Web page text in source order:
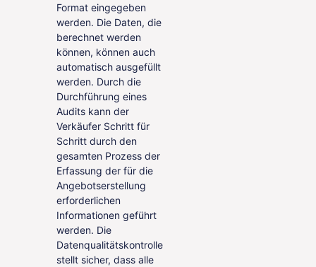
Format eingegeben
werden. Die Daten, die
berechnet werden
können, können auch
automatisch ausgefüllt
werden. Durch die
Durchführung eines
Audits kann der
Verkäufer Schritt für
Schritt durch den
gesamten Prozess der
Erfassung der für die
Angebotserstellung
erforderlichen
Informationen geführt
werden. Die
Datenqualitätskontrolle
stellt sicher, dass alle